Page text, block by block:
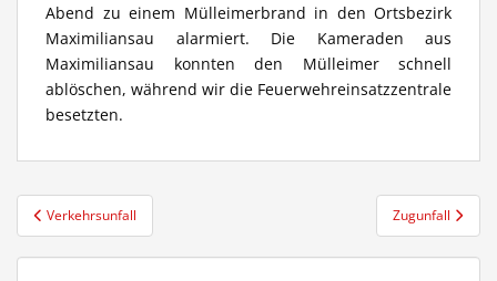
Abend zu einem Mülleimerbrand in den Ortsbezirk
Maximiliansau alarmiert. Die Kameraden aus
Maximiliansau konnten den Mülleimer schnell
ablöschen, während wir die Feuerwehreinsatzzentrale
besetzten.
Beitragsnavigation
Verkehrsunfall Zugunfall